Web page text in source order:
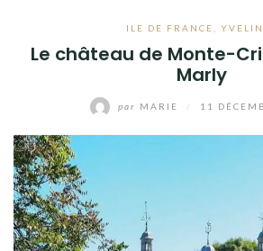
ILE DE FRANCE
Le château de Monte-
Marly
par MARIE 11